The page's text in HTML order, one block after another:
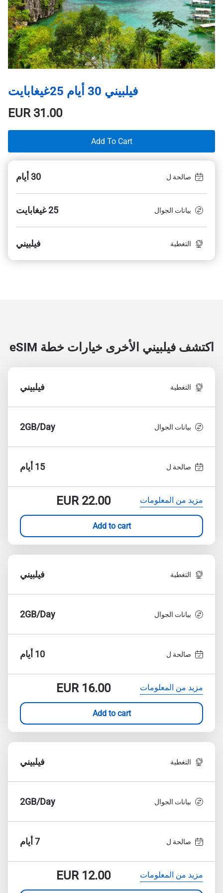
فيلبيني 30 أيام 25غيغابايت
EUR31.00
Add To Cart
صالحة ل 30 أيام
بيانات الجوال 25 غيغابايت
التغطية فيلبيني
اكتشف فيلبيني الأخرى خيارات خطة eSIM
التغطية فيلبيني
بيانات الجوال 2GB/Day
صالحة ل 15 أيام
مزيد من المعلومات EUR22.00
Add to cart
التغطية فيلبيني
بيانات الجوال 2GB/Day
صالحة ل 10 أيام
مزيد من المعلومات EUR16.00
Add to cart
التغطية فيلبيني
بيانات الجوال 2GB/Day
صالحة ل 7 أيام
مزيد من المعلومات EUR12.00